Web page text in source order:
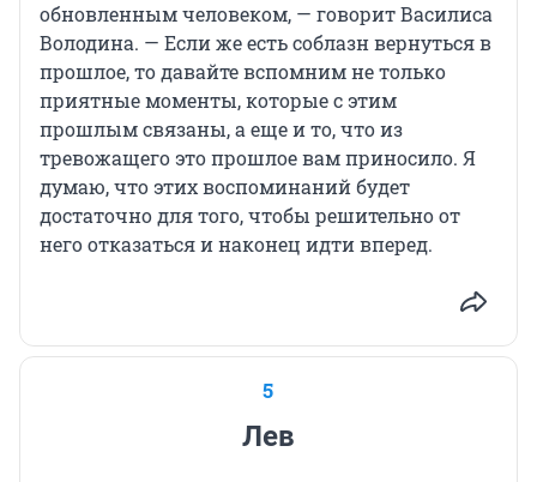
обновленным человеком, — говорит Василиса
Володина. — Если же есть соблазн вернуться в
прошлое, то давайте вспомним не только
приятные моменты, которые с этим
прошлым связаны, а еще и то, что из
тревожащего это прошлое вам приносило. Я
думаю, что этих воспоминаний будет
достаточно для того, чтобы решительно от
него отказаться и наконец идти вперед.
5
Лев